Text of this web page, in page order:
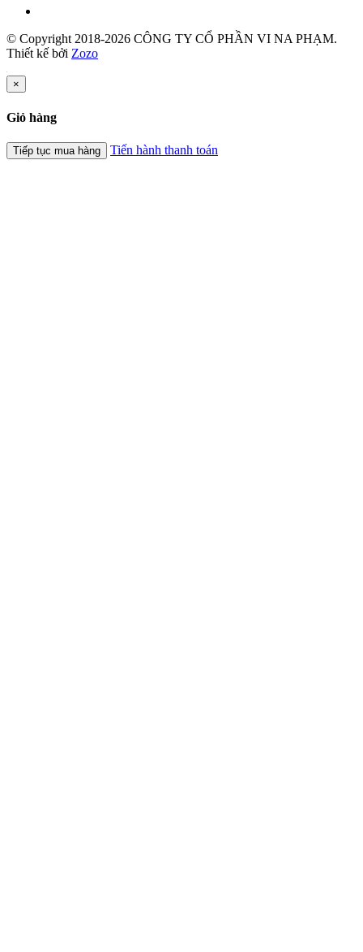
© Copyright 2018-2026 CÔNG TY CỔ PHẦN VI NA PHẠM.
Thiết kế bởi Zozo
×
Giỏ hàng
Tiếp tục mua hàng Tiến hành thanh toán